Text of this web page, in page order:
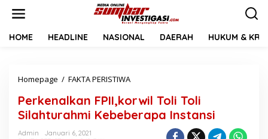
HOME HEADLINE NASIONAL DAERAH HUKUM &
Homepage / FAKTA PERISTIWA
r
k
e
Perkenalkan FPII,korwil Toli Toli
Silahturahmi Kebeberapa Instansi
Admin
Januari 6, 2021